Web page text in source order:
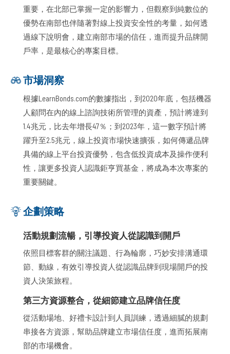
重要，在北部已掌握一定的影響力，但觀察到純數位的
優勢在南部也伴隨著對線上投資安全性的考量，如何透
過線下說明會，建立南部市場的信任，進而提升品牌開
戶率，是最核心的專案目標。
市場洞察
根據LearnBonds.com的數據指出，到2020年底，包括機器
人顧問在內的線上諮詢技術所管理的資產，預計將達到
1.4兆元，比去年增長47％；到2023年，這一數字預計將
躍升至2.5兆元，線上投資市場快速擴張，如何傳遞品牌
具備的線上平台投資優勢，包含低投資成本及操作便利
性，讓更多投資人認識鉅亨買基金，將成為本次專案的
重要關鍵。
企劃策略
活動規劃流暢，引導投資人從認識到開戶
依照目標客群的關注議題、行為輪廓，巧妙安排溝通環
節、動線，有效引導投資人從認識品牌到現場開戶的投
資人決策旅程。
第三方資源整合，從細節建立品牌信任度
從活動場地、好禮卡設計到人員訓練，透過細膩的規劃
串接各方資源，幫助品牌建立市場信任度，進而拓展南
部的市場機會。